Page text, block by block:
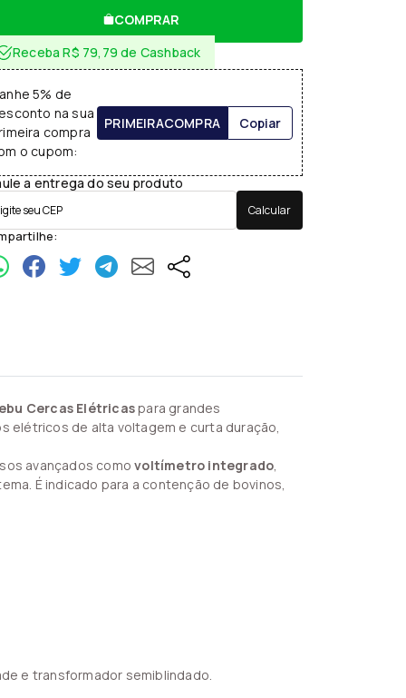
COMPRAR
Receba R$ 79,79 de Cashback
5% de
na sua
compra
o cupom:
PRIMEIRACOMPRA Copiar
a entrega do seu produto
Calcular
Cercas Elétricaspara grandes
elétricos de alta voltagem e curta duração,
avançados comovoltímetro integrado,
É indicado para a contenção de bovinos,
e transformador semiblindado.